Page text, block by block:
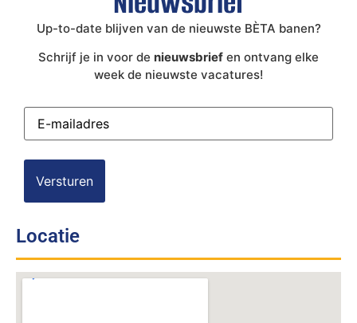
Up-to-date blijven van de nieuwste BÈTA banen?
Schrijf je in voor de nieuwsbrief en ontvang elke
week de nieuwste vacatures!
E-
mailadres(Vereist)
Locatie